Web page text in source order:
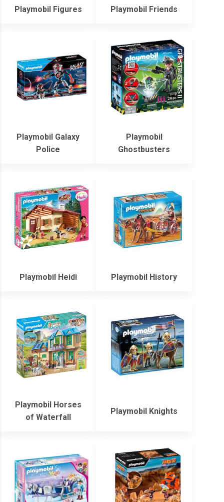
Playmobil Figures Playmobil Friends
Playmobil Galaxy
Police
Playmobil
Ghostbusters
Playmobil Heidi Playmobil History
Playmobil Horses
of Waterfall
Playmobil Knights